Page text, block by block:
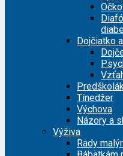
Dojčiatko
Tínedžer
Výchova
Názory a
Výživa
Rady